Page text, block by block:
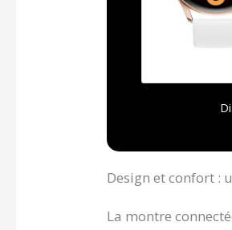
Design et confort :
La montre